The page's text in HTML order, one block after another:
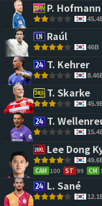
P. Hofmann
Raúl
46B
T. Kehrer
T. Skarke
T.
Lee Dong
CAM 100 ST 99 CM
L. Sané